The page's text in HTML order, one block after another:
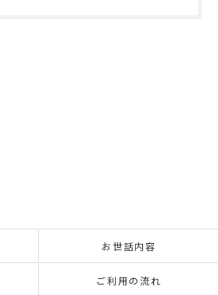
お世話内容
ご利用の流れ